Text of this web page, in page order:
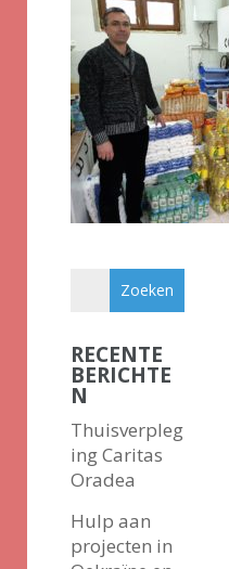
RECENTE
BERICHTE
N
Thuisverpleg
ing Caritas
Oradea
Hulp aan
projecten in